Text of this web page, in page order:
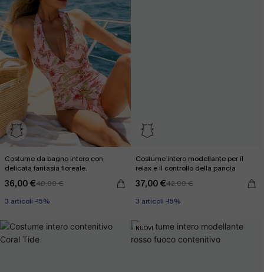
Costume da bagno intero con
delicata fantasia floreale.
36,00 €40,00 €
3 articoli -15%
Costume intero modellante per il
relax e il controllo della pancia
37,00 €42,00 €
3 articoli -15%
NUOVI